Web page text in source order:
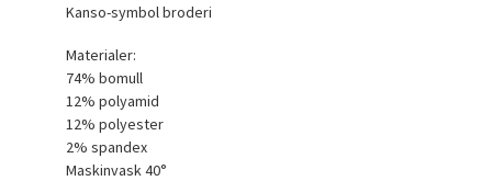
Kanso-symbol broderi
Materialer:
74% bomull
12% polyamid
12% polyester
2% spandex
Maskinvask 40°